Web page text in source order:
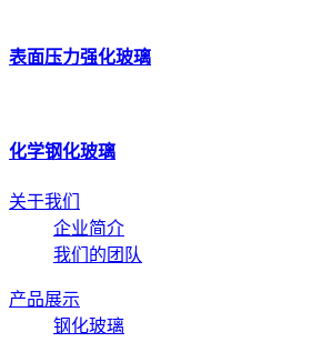
表面压力强化玻璃
化学钢化玻璃
关于我们
企业简介
我们的团队
产品展示
钢化玻璃